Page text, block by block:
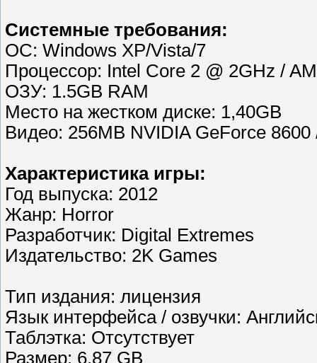
Системные требования:
ОС: Windows XP/Vista/7
Процессор: Intel Core 2 @ 2GHz /
ОЗУ: 1.5GB RAM
Место на жестком диске: 1,40GB
Видео: 256MB NVIDIA GeForce
Характеристика игры:
Год выпуска: 2012
Жанр: Horror
Разработчик: Digital Extremes
Издательство: 2K Games
Тип издания: лицензия
Язык интерфейса / озвучки:
Таблэтка: Отсутствует
Размер: 6.87 GB